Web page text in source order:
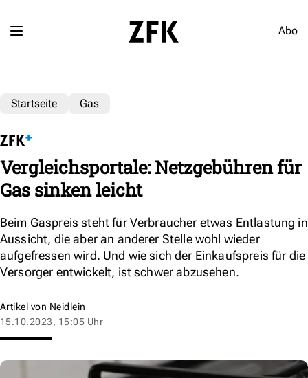
Abo
Startseite Gas
Vergleichsportale: Netzgebühren für
Gas sinken leicht
Beim Gaspreis steht für Verbraucher etwas Entlastung in
Aussicht, die aber an anderer Stelle wohl wieder
aufgefressen wird. Und wie sich der Einkaufspreis für die
Versorger entwickelt, ist schwer abzusehen.
Artikel von Neidlein
15.10.2023, 15:05 Uhr